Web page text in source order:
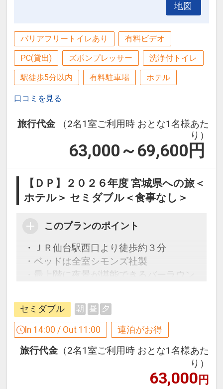
地図
バリアフリートイレあり 有料ビデオ
PC(貸出) ズボンプレッサー 洗浄付トイレ
駅徒歩5分以内 有料駐車場 ホテル
口コミを見る
旅行代金
（2名1室ご利用時 おとな1名様あた
り）
63,000～69,600 円
【ＤＰ】２０２６年度 宮城県への旅＜
ホテル＞ セミダブル＜食事なし＞
このプランのポイント
・ＪＲ仙台駅西口より徒歩約３分
・ベッドは全室シモンズ社製
・最上階に夜景が堪能できるバーラウン
【連泊するとお得】連泊割引がございま
す
１泊目より１泊につきおひとり様 ５００
セミダブル 朝 昼 夕
In 14:00 / Out 11:00 連泊がお得
旅行代金 （2名1室ご利用時 おとな1名様あた
り）
63,000円